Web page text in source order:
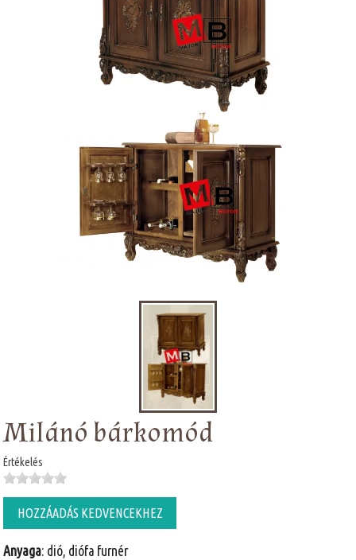
Milánó bárkomód
Értékelés
HOZZÁADÁS KEDVENCEKHEZ
Anyaga: dió, diófa furnér